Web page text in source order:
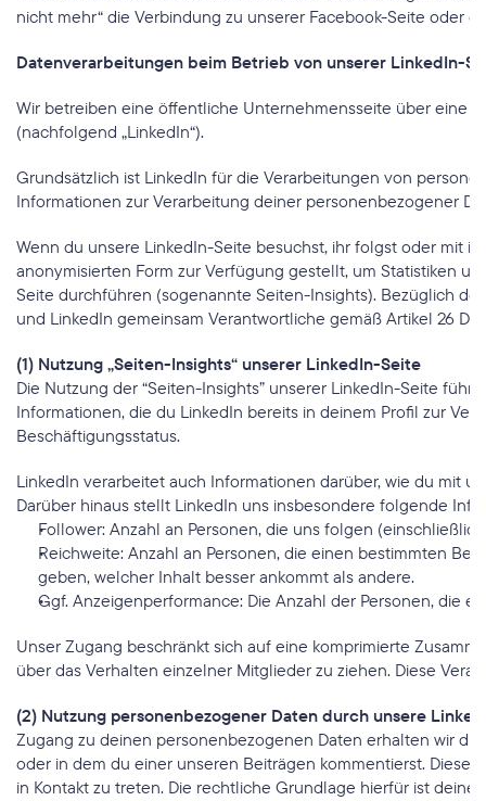
nicht mehr“ die Verbindung zu unserer Facebook-Seite oder
Datenverarbeitungen beim Betrieb von unserer LinkedIn-
Wir betreiben eine öffentliche Unternehmensseite über eine
(nachfolgend „LinkedIn“).
Grundsätzlich ist LinkedIn für die Verarbeitungen von
Informationen zur Verarbeitung deiner personenbezogener
Wenn du unsere LinkedIn-Seite besuchst, ihr folgst oder mit
anonymisierten Form zur Verfügung gestellt, um Statistiken
Seite durchführen (sogenannte Seiten-Insights). Bezüglich
und LinkedIn gemeinsam Verantwortliche gemäß Artikel 26
(1) Nutzung „Seiten-Insights“ unserer LinkedIn-Seite
Die Nutzung der “Seiten-Insights” unserer LinkedIn-Seite
Informationen, die du LinkedIn bereits in deinem Profil zur
Beschäftigungsstatus.
LinkedIn verarbeitet auch Informationen darüber, wie du mit
Darüber hinaus stellt LinkedIn uns insbesondere folgende
Follower: Anzahl an Personen, die uns folgen
Reichweite: Anzahl an Personen, die einen bestimmten
geben, welcher Inhalt besser ankommt als andere.
Ggf. Anzeigenperformance: Die Anzahl der Personen, die
Unser Zugang beschränkt sich auf eine komprimierte
über das Verhalten einzelner Mitglieder zu ziehen. Diese
(2) Nutzung personenbezogener Daten durch unsere
Zugang zu deinen personenbezogenen Daten erhalten wir
oder in dem du einer unseren Beiträgen kommentierst. Diese
in Kontakt zu treten. Die rechtliche Grundlage hierfür ist
Made in Europe